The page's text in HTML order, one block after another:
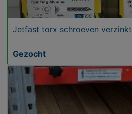
Jetfast torx schroeven verzinkt
Gezocht